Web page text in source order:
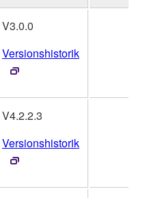
V3.0.0
Versionshistorik
V4.2.2.3
Versionshistorik